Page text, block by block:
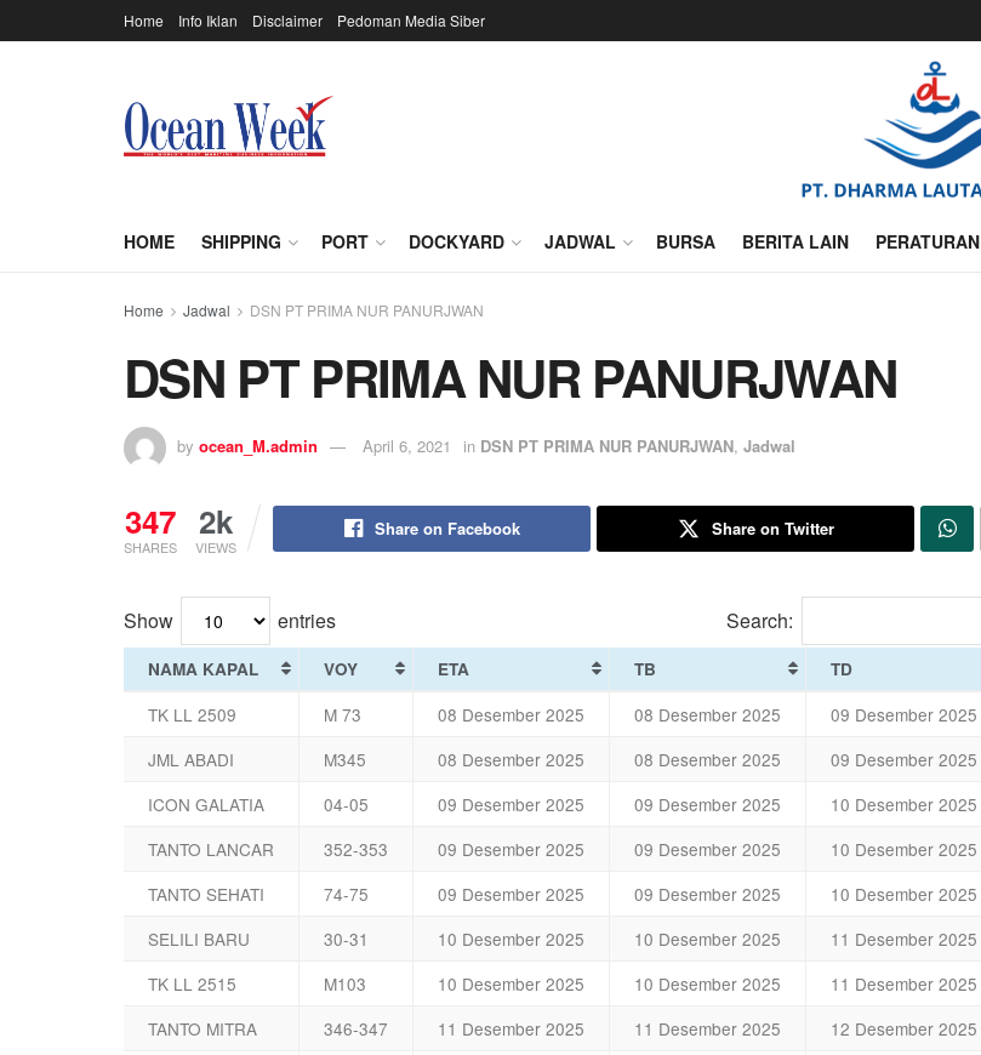
Home Info Iklan Disclaimer Pedoman Media Siber
HOME SHIPPING PORT DOCKYARD JADWAL BURSA BERITA LAIN PERATURAN
Home Jadwal DSN PT PRIMA NUR PANURJWAN
DSN PT PRIMA NUR PANURJWAN
by ocean_M.admin April 6, 2021 in DSN PT PRIMA NUR PANURJWAN, Jadwal
347
SHARES
2k
VIEWS
Share on Facebook Share on Twitter
Show entries Search:
NAMA KAPAL VOY ETA TB TD
TK LL 2509 M 73 08 Desember 2025 08 Desember 2025
09 Desember 2025
JML ABADI
M345 08 Desember 2025 08 Desember 2025
09 Desember 2025
ICON GALATIA
04-05 09 Desember 2025 09 Desember 2025
10 Desember 2025
TANTO LANCAR
352-353 09 Desember 2025 09 Desember 2025
10 Desember 2025
TANTO SEHATI
74-75 09 Desember 2025 09 Desember 2025
10 Desember 2025
SELILI BARU
30-31 10 Desember 2025 10 Desember 2025
11 Desember 2025
TK LL 2515
M103 10 Desember 2025 10 Desember 2025
11 Desember 2025
TANTO MITRA
346-347 11 Desember 2025 11 Desember 2025
12 Desember 2025